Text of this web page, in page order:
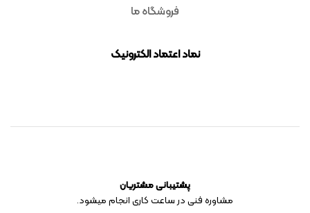
فروشگاه ما
نماد اعتماد الکترونیک
پشتیبانی مشتریان
مشاوره فنی در ساعت کاری انجام میشود.